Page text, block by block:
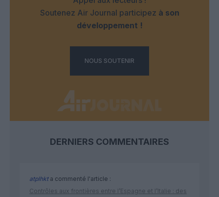
Soutenez Air Journal participez à son
développement !
NOUS SOUTENIR
DERNIERS COMMENTAIRES
atplhkta commenté l'article :
Contrôles aux frontières entre l’Espagne et l’Italie : des